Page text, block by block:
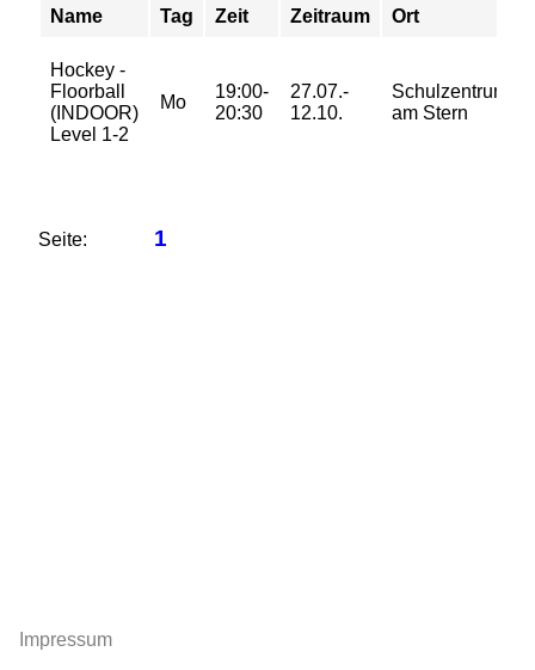
Name Tag Zeit Zeitraum Ort
Hockey -
Floorball
(INDOOR)
Level 1-2
Mo
19:00-
20:30
27.07.-
12.10.
Schulzentrum
am Stern
Seite: 1
Impressum